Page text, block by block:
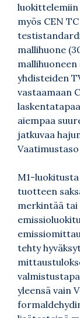
myös CEN
mallihuone
mallihuoneen
yhdisteiden
vastaamaan
aiempaa
jatkuvaa
M1-
tuotteen
merkintää tai
tehty
yleensä vain